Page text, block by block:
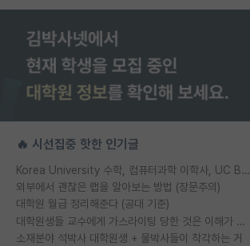
🔥 시선집중 핫한 인기글
Korea University 수학, 컴퓨터과학 이학사, UC Berkeley 산업공학 대학원 공학박사가 되는 것은 쉽지 않겠죠?
외부에서 괜찮은 랩을 알아보는 방법 (장문주의)
대학원 월급 정리해준다 (공대 기준)
대학원생들 교수에게 가스라이팅 당한 것은 이해가 갑니다. 안타깝네요.
소재분야 석박사 대학원생 + 물박사들이 착각하는 거